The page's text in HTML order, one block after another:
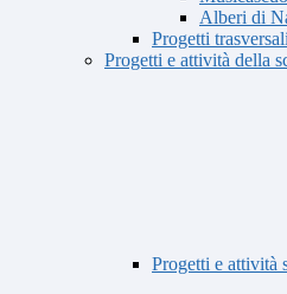
Alberi di
Progetti
Progetti e attività della
Progetti e attività